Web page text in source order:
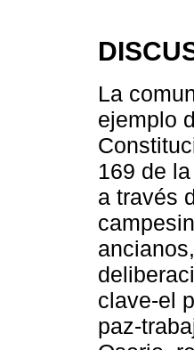
La
ejemplo
169 de
a través
clave-el
paz-